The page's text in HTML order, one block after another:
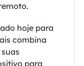
hoje para
combina
para